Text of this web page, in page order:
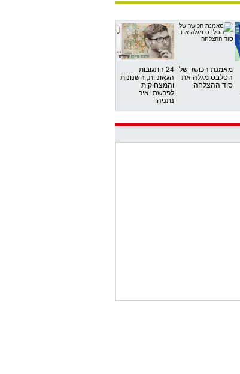
מאמנת הכושר של
הסלבס מגלה את
סוד ההצלחה
24 התגובות
הגאוניות, השנונות
והמצחיקות
לפרשת יאיר
נתניהו